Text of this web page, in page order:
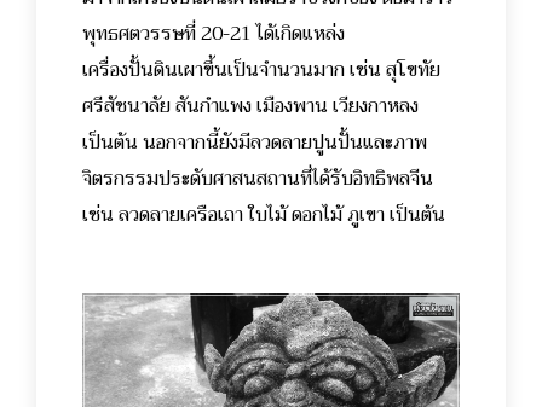
พุทธศตวรรษที่ 20-21 ได้เกิดแหล่ง
เครื่องปั้นดินเผาขึ้นเป็นจำนวนมาก เช่น สุโขทัย
ศรีสัชนาลัยสันกำแพง เมืองพาน เวียงกาหลง
เป็นต้น นอกจากนี้ยังมีลวดลายปูนปั้นและภาพ
จิตรกรรมประดับศาสนสถานที่ได้รับอิทธิพลจีน
เช่น ลวดลายเครือเถา ใบไม้ ดอกไม้ ภูเขา เป็นต้น